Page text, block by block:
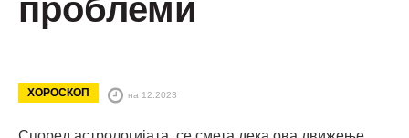
проблеми
ХОРОСКОП на 12.2023